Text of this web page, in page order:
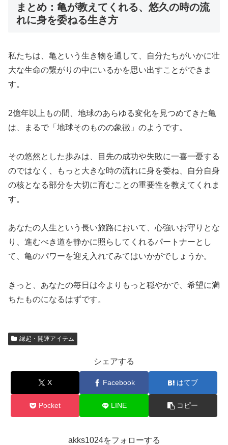
まとめ：亀が教えてくれる、悠久の時の流
れに身を委ねる生き方
私たちは、亀という生き物を通して、自分たちがいかに壮
大な生命の繋がりの中にいるかを思い出すことができま
す。
2億年以上もの間、地球のあらゆる変化を見つめてきた亀
は、まるで「地球そのものの象徴」のようです。
その悠然とした歩みは、目先の成功や失敗に一喜一憂する
のではなく、もっと大きな時の流れに身を委ね、自分自身
の核となる部分を大切に育むことの重要性を教えてくれま
す。
あなたの人生という長い旅路において、心強いお守りとな
り、進むべき道を静かに照らしてくれるパートナーとし
て、亀のパワーを迎え入れてみてはいかがでしょうか。
きっと、あなたの毎日は今よりもっと穏やかで、希望に満
ちたものになるはずです。
縁起・開運アイテム
シェアする
X Facebook はてブ
Pocket LINE コピー
akks1024をフォローする